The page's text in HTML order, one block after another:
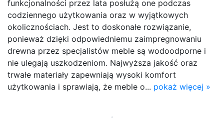
funkcjonalności przez lata posłużą one podczas
codziennego użytkowania oraz w wyjątkowych
okolicznościach. Jest to doskonałe rozwiązanie,
ponieważ dzięki odpowiedniemu zaimpregnowaniu
drewna przez specjalistów meble są wodoodporne i
nie ulegają uszkodzeniom. Najwyższa jakość oraz
trwałe materiały zapewniają wysoki komfort
użytkowania i sprawiają, że meble o... pokaż więcej »